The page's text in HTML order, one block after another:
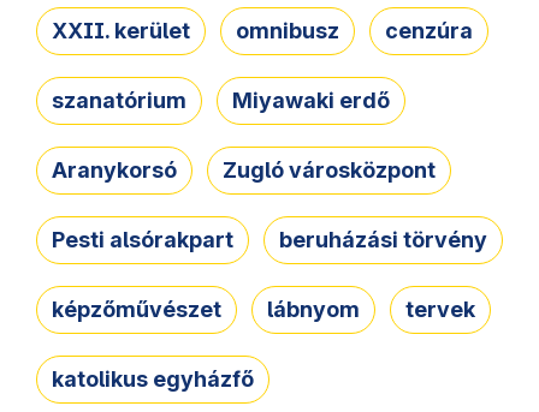
XXII. kerület omnibusz cenzúra
szanatórium Miyawaki erdő
Aranykorsó Zugló városközpont
Pesti alsórakpart beruházási törvény
képzőművészet lábnyom tervek
katolikus egyházfő